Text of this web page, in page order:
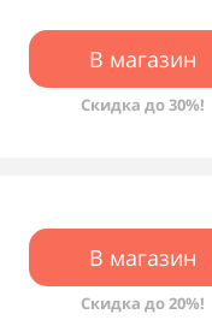
В магазин
Скидка до 30%!
В магазин
Скидка до 20%!